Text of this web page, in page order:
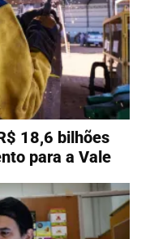
18,6 bilhões
para a Vale